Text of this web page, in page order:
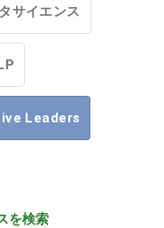
サイエンス
Leaders
を検索